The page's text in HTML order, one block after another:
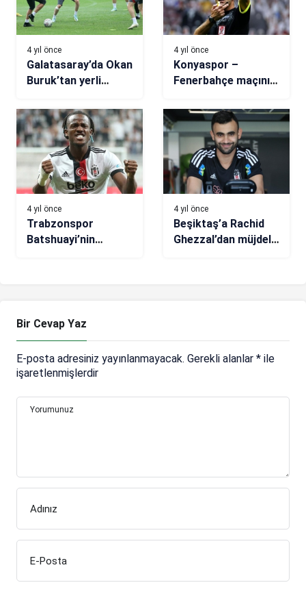
4 yıl önce
Galatasaray’da Okan
Buruk’tan yerli
4 yıl önce
Konyaspor –
Fenerbahçe maçının
Gençerler
4 yıl önce
Trabzonspor
Batshuayi’nin
4 yıl önce
Beşiktaş’a Rachid
Ghezzal’dan müjdeli
Bir Cevap Yaz
E-posta adresiniz yayınlanmayacak. Gerekli alanlar * ile
işaretlenmişlerdir
Yorumunuz
Adınız
E-Posta